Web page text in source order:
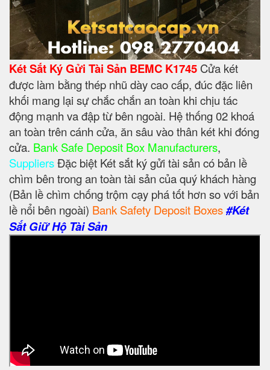
Két Sắt Ký Gửi Tài Sản BEMC K1745 Cửa két
được làm bằng thép nhũ dày cao cấp, đúc đặc liên
khối mang lại sự chắc chắn an toàn khi chịu tác
động mạnh va đập từ bên ngoài. Hệ thống 02 khoá
an toàn trên cánh cửa, ăn sâu vào thân két khi đóng
cửa. Bank Safe Deposit Box Manufacturers,
SuppliersĐặc biệt Két sắt ký gửi tài sản có bản lề
chìm bên trong an toàn tài sản của quý khách hàng
(Bản lề chìm chống trộm cạy phá tốt hơn so với bản
lề nổi bên ngoài) Bank Safety Deposit Boxes#Két
Sắt Giữ Hộ Tài Sản